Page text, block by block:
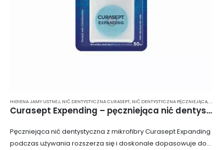
HIGIENA JAMY USTNEJ, NIĆ DENTYSTYCZNA CURASEPT, NIĆ DENTYSTYCZNA PĘCZNIEJĄCA,NIĆ
Curasept Expending – pęczniejąca nić dentystyczna z mikrofibry 30 m
Pęczniejąca nić dentystyczna z mikrofibry Curasept Expanding
podczas używania rozszerza się i doskonale dopasowuje do